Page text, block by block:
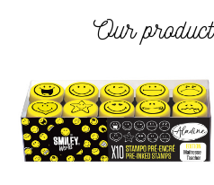
Our